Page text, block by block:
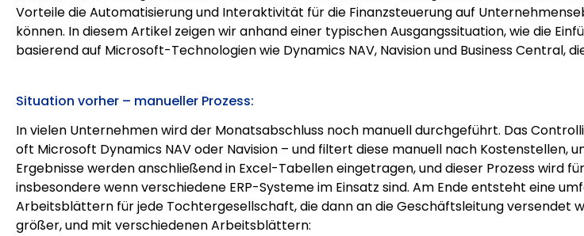
Vorteile die Automatisierung und Interaktivität für die Finanzsteuerung auf
können. In diesem Artikel zeigen wir anhand einer typischen Ausgangssituation, wie die
basierend auf Microsoft-Technologien wie Dynamics NAV, Navision und Business Central,
Situation vorher – manueller Prozess:
In vielen Unternehmen wird der Monatsabschluss noch manuell durchgeführt. Das
oft Microsoft Dynamics NAV oder Navision – und filtert diese manuell nach Kostenstellen,
Ergebnisse werden anschließend in Excel-Tabellen eingetragen, und dieser Prozess wird
insbesondere wenn verschiedene ERP-Systeme im Einsatz sind. Am Ende entsteht eine
Arbeitsblättern für jede Tochtergesellschaft, die dann an die Geschäftsleitung versendet
größer, und mit verschiedenen Arbeitsblättern: